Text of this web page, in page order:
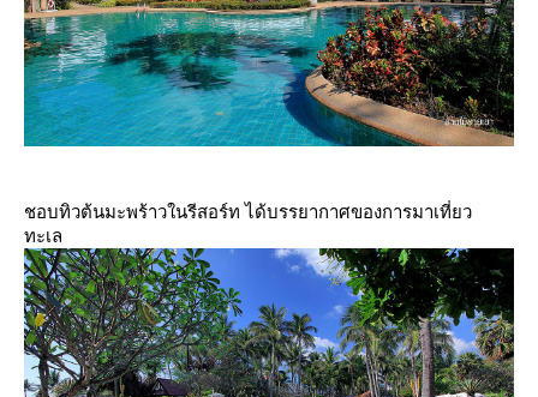
ชอบทิวต้นมะพร้าวในรีสอร์ท ได้บรรยากาศของการมาเที่ยว
ทะเล